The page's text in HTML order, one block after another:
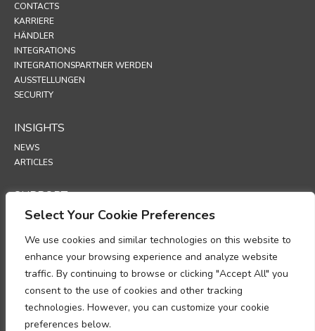
Select Your Cookie Preferences
We use cookies and similar technologies on this website to
enhance your browsing experience and analyze website
traffic. By continuing to browse or clicking "Accept All" you
consent to the use of cookies and other tracking
technologies. However, you can customize your cookie
preferences below.
CONTACTS
KARRIERE
HÄNDLER
INTEGRATIONS
INTEGRATIONSPARTNER WERDEN
AUSSTELLUNGEN
SECURITY
INSIGHTS
NEWS
ARTICLES
SUPPORT
TECHNICAL PORTAL
POLICIES
DATENSCHUTZRICHTLINIE
COOKIE-RICHTLINIE
MEMORANDUM ZUR EINHALTUNG DER BESTIMMUNGEN ÜBER DIE
VERARBEITUNG PERSONENBEZOGENER DATEN
NACHTRAG ZUR DATENVERARBEITUNG